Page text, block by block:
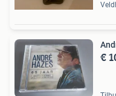
€